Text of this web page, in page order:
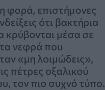
φορά, επιστήμονες
ότι βακτήρια
κρύβονται μέσα σε
νεφρά που
«μη λοιμώδεις»,
πέτρες οξαλικού
τον πιο συχνό τύπο.